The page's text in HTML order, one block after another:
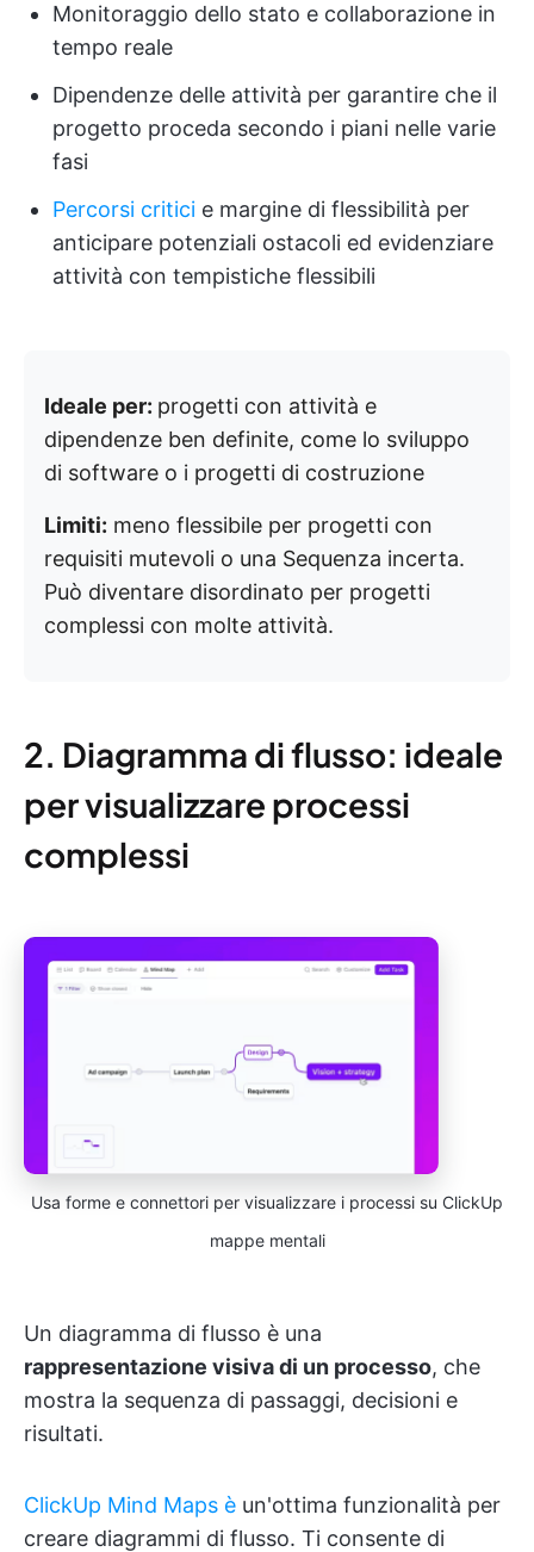
Monitoraggio dello stato e collaborazione in
tempo reale
Dipendenze delle attività per garantire che il
progetto proceda secondo i piani nelle varie
fasi
Percorsi critici e margine di flessibilità per
anticipare potenziali ostacoli ed evidenziare
attività con tempistiche flessibili
Ideale per: progetti con attività e
dipendenze ben definite, come lo sviluppo
di software o i progetti di costruzione
Limiti: meno flessibile per progetti con
requisiti mutevoli o una Sequenza incerta.
Può diventare disordinato per progetti
complessi con molte attività.
2. Diagramma di flusso: ideale
per visualizzare processi
complessi
Usa forme e connettori per visualizzare i processi su ClickUp
mappe mentali
Un diagramma di flusso è una
rappresentazione visiva di un processo, che
mostra la sequenza di passaggi, decisioni e
risultati.
ClickUp Mind Maps è un'ottima funzionalità per
creare diagrammi di flusso. Ti consente di